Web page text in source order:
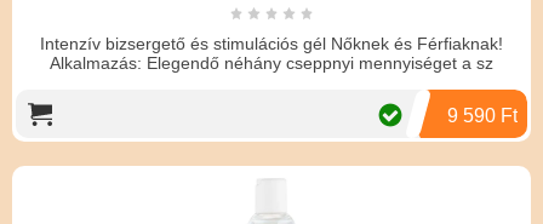
Intenzív bizsergető és stimulációs gél Nőknek és Férfiaknak!
Alkalmazás: Elegendő néhány cseppnyi mennyiséget a sz
9 590 Ft